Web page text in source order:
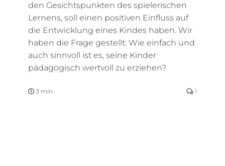
den Gesichtspunkten des spielerischen
Lernens, soll einen positiven Einfluss auf
die Entwicklung eines Kindes haben. Wir
haben die Frage gestellt: Wie einfach und
auch sinnvoll ist es, seine Kinder
pädagogisch wertvoll zu erziehen?
3 min 1